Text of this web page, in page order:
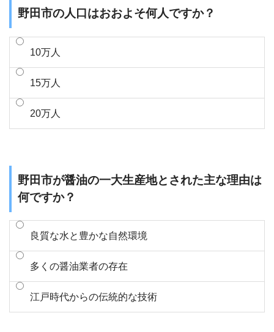
野田市の人口はおおよそ何人ですか？
10万人
15万人
20万人
野田市が醤油の一大生産地とされた主な理由は
何ですか？
良質な水と豊かな自然環境
多くの醤油業者の存在
江戸時代からの伝統的な技術